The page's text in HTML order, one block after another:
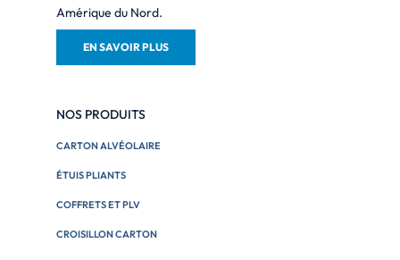
Amérique du Nord.
EN SAVOIR PLUS
NOS PRODUITS
CARTON ALVÉOLAIRE
ÉTUIS PLIANTS
COFFRETS ET PLV
CROISILLON CARTON